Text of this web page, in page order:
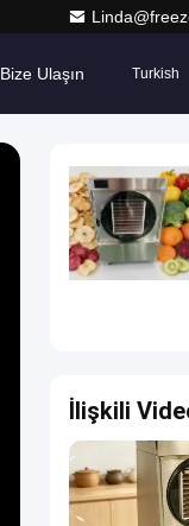
Bize Ulaşın Turkish
İlişkili